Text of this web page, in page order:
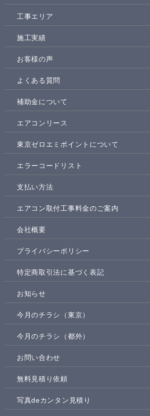
工事エリア
施工実績
お客様の声
よくある質問
補助金について
エアコンリース
東京ゼロエミポイントについて
エラーコードリスト
支払い方法
エアコン取付工事料金のご案内
会社概要
プライバシーポリシー
特定商取引法に基づく表記
お知らせ
今月のチラシ（東京）
今月のチラシ（都外）
お問い合わせ
無料見積り依頼
写真deカンタン見積り